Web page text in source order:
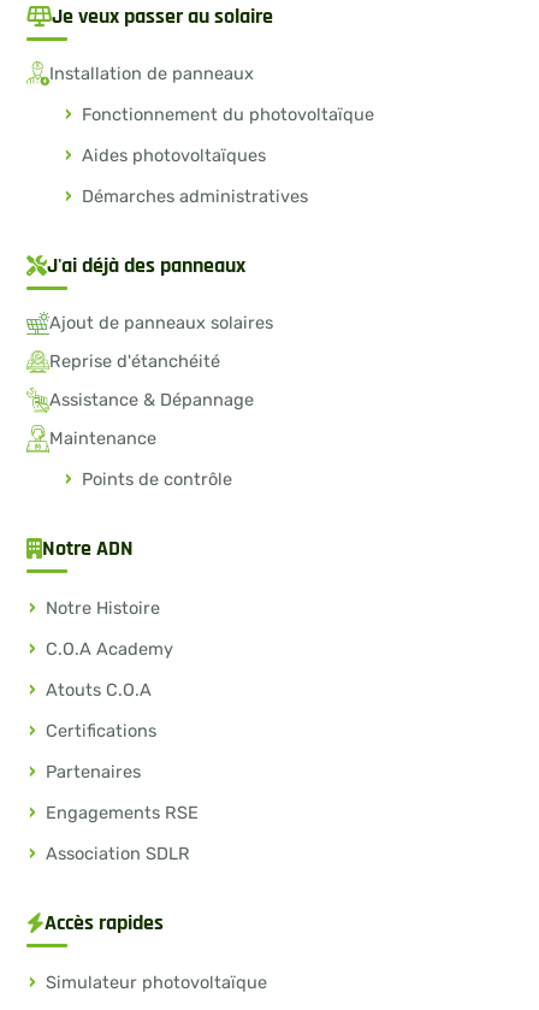
Je veux passer au solaire
Installation de panneaux
Fonctionnement du photovoltaïque
Aides photovoltaïques
Démarches administratives
J'ai déjà des panneaux
Ajout de panneaux solaires
Reprise d'étanchéité
Assistance & Dépannage
Maintenance
Points de contrôle
Notre ADN
Notre Histoire
C.O.A Academy
Atouts C.O.A
Certifications
Partenaires
Engagements RSE
Association SDLR
Accès rapides
Simulateur photovoltaïque